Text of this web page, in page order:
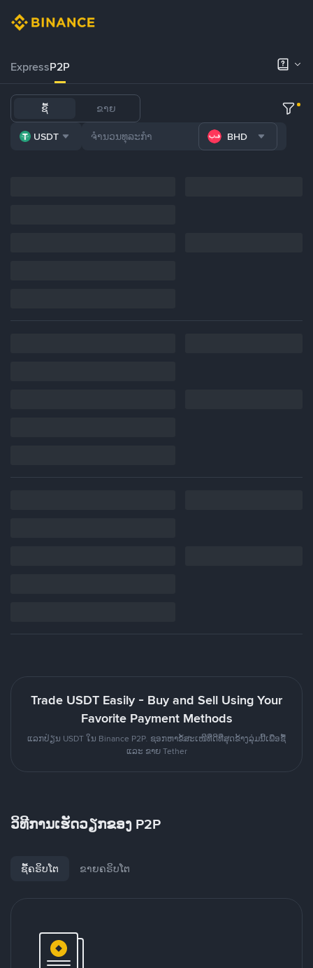
ExpressP2P
ຊື້ ຂາຍ
USDT BHD
Trade USDT Easily - Buy and Sell Using Your
Favorite Payment Methods
ແລກປ່ຽນ USDT ໃນ Binance P2P. ຊອກຫາຂໍ້ສະເໜີທີ່ດີທີ່ສຸດຂ້າງລຸ່ມນີ້ເພື່ອຊື້
ແລະ ຂາຍ Tether
ວິທີການເຮັດວຽກຂອງ P2P
ຊື້ຄຣິບໂຕ ຂາຍຄຣິບໂຕ